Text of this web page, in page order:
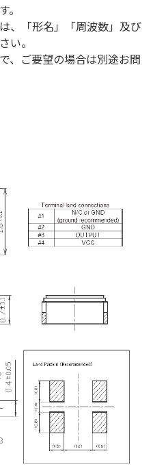
、「形名」「周波数」及び
い。
、ご要望の場合は別途お問